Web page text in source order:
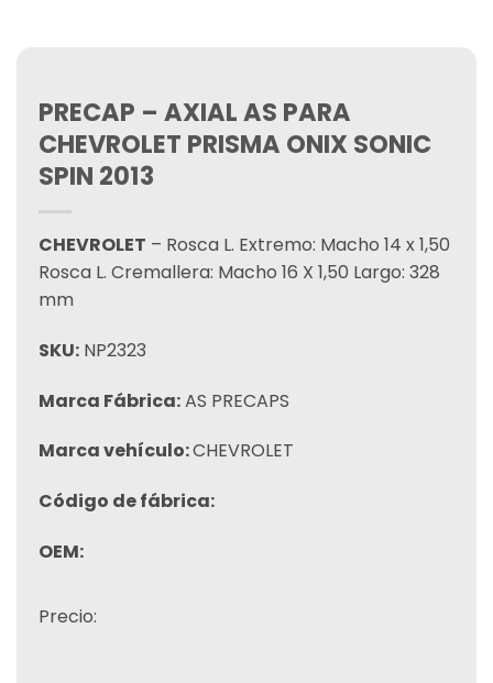
PRECAP – AXIAL AS PARA
CHEVROLET PRISMA ONIX SONIC
SPIN 2013
CHEVROLET – Rosca L. Extremo: Macho 14 x 1,50
Rosca L. Cremallera: Macho 16 X 1,50 Largo: 328
mm
SKU: NP2323
Marca Fábrica:AS PRECAPS
Marca vehículo:CHEVROLET
Código de fábrica:
OEM:
Precio: